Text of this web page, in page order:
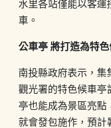
水里各站僅能以客運
車。
公車亭 將打造為特
南投縣政府表示，集
觀光署的特色候車亭
亭也能成為景區亮點
就會發包施作，預計